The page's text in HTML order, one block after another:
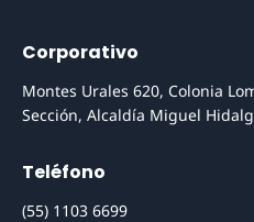
Corporativo
Montes Urales 620, Colonia
Sección, Alcaldía Miguel
Teléfono
(55) 1103 6699